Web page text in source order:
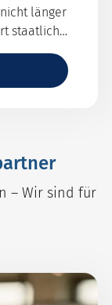
nicht länger
staatliche
– Wir sind für